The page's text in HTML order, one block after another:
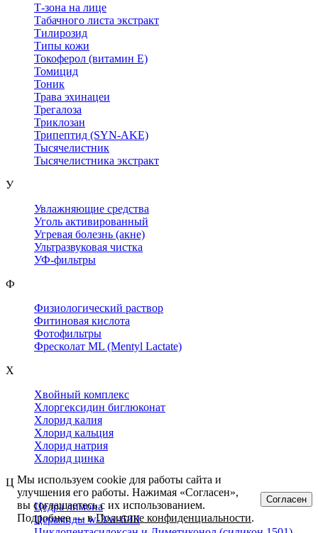
Т-зона на лице
Табачного листа экстракт
Тилирозид
Типы кожи
Токоферол (витамин Е)
Томицид
Тоник
Трава эхинацеи
Трегалоза
Триклозан
Трипептид (SYN-AKE)
Тысячелистник
Тысячелистника экстракт
У
Увлажняющие средства
Уголь активированный
Угревая болезнь (акне)
Ультразвуковая чистка
УФ-фильтры
Ф
Физиологический раствор
Фитиновая кислота
Фотофильтры
Фресколат ML (Mentyl Lactate)
Х
Хвойный комплекс
Хлоргексидин биглюконат
Хлорид калия
Хлорид кальция
Хлорид натрия
Хлорид цинка
Ц
Цедра лимона
Церамиды w-3/w-6/III
Мы используем cookie для работы сайта и
улучшения его работы. Нажимая «Согласен»,
вы соглашаетесь с их использованием.
Подробнее — вПолитике конфиденциальности.
Согласен